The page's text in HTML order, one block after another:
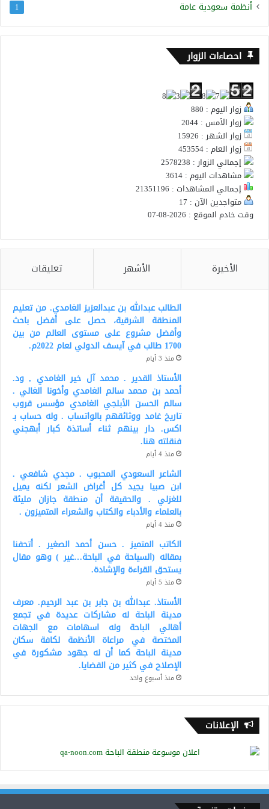
أنظمة سعودية عامة 1
احصاءات الزوار
زوار اليوم : 880
زوار الأمس : 2044
زوار الشهر : 15926
زوار العام : 453554
إجمالي الزوار : 2578238
مشاهدات اليوم : 3614
إجمالي المشاهدات : 21351196
متواجدين الآن : 17
وقت خادم الموقع : 2026-08-07
الأخيرة الأشهر تعليقات
الطالب عبدالله بن عبدالعزيز الغامدي. من تعليم
المنطقة الشرقية، حصل على أفضل باحث
وأفضل مشروع على مستوى العالم من بين
1700 طالب في آيسف الدولي لعام 2022م.
منذ 3 أيام
الأستاذ القدير . محمد آل خير الغامدي , ود.
أحمد بن محمد سالم الغامدي وأخونا الغالي .
سالم الحسن الأبلجي الغامدي مؤسس قروب
تاريخ غامد ووثائقهم بالواتساب . وله حساب بـ
اكس. دار بينهم ثناء أساتذة كبار أبهجني
فنقلته هنا.
منذ 4 أيام
الشاعر السعودي المحبوب . مجدي شافعي .
ابن صبيا يجيد كل أغراض الشعر لكنه يميل
للغزلي . والحقيقة أن منطقة جازان مليئة
بالعلماء والأدباء والكتاب والشعراء المتميزون .
منذ 4 أيام
الكاتب المتميز . حسن أحمد الصغير . أتحفنا
بمقاله (السياحة في الباحة…غير ) وهو مقال
يستحق القراءة والإشادة.
منذ 5 أيام
الأستاذ. عبدالله بن جابر بن عبد الرحيم. معرف
مدينة الباحة له مشاركات عديدة في تجمع
أهالي الباحة وله اسهامات مع الجهات
المختصة في مراعاة الأنظمة لكافة سكان
مدينة الباحة كما أن له جهود مشكورة في
الإصلاح في كثير من القضايا.
منذ أسبوع واحد
الإعلانات